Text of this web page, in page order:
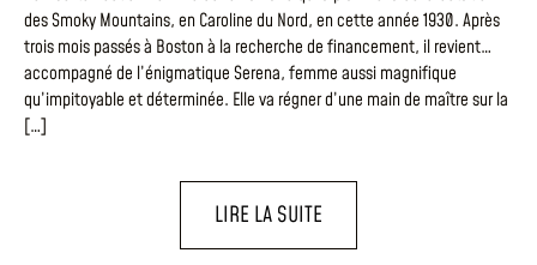
des Smoky Mountains, en Caroline du Nord, en cette année 1930. Après
trois mois passés à Boston à la recherche de financement, il revient…
accompagné de l’énigmatique Serena, femme aussi magnifique
qu’impitoyable et déterminée. Elle va régner d’une main de maître sur la
[…]
LIRE LA SUITE